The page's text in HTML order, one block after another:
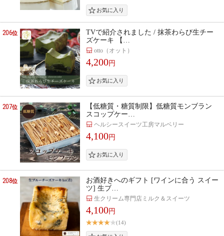
206位
TVで紹介されました / 抹茶わらび生チー
ズケーキ 【…
otto（オット）
4,200円
207位
【低糖質・糖質制限】低糖質モンブラン
スコップケー…
ヘルシースイーツ工房マルベリー
4,100円
208位
お酒好きへのギフト [ワインに合う スイー
ツ] 生ブ…
生クリーム専門店ミルク＆スイーツ
4,100円
(14)